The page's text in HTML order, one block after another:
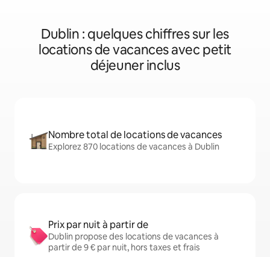
Dublin : quelques chiffres sur les
locations de vacances avec petit
déjeuner inclus
Nombre total de locations de vacances
Explorez 870 locations de vacances à Dublin
Prix par nuit à partir de
Dublin propose des locations de vacances à
partir de 9 € par nuit, hors taxes et frais